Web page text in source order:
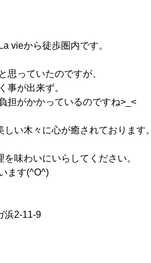
vieから徒歩圏内です。
思っていたのですが、
事が出来ず。
担がかかっているのですね>_<
い木々に心が癒されております。
味わいにいらしてください。
ます(^O^)
浜2-11-9